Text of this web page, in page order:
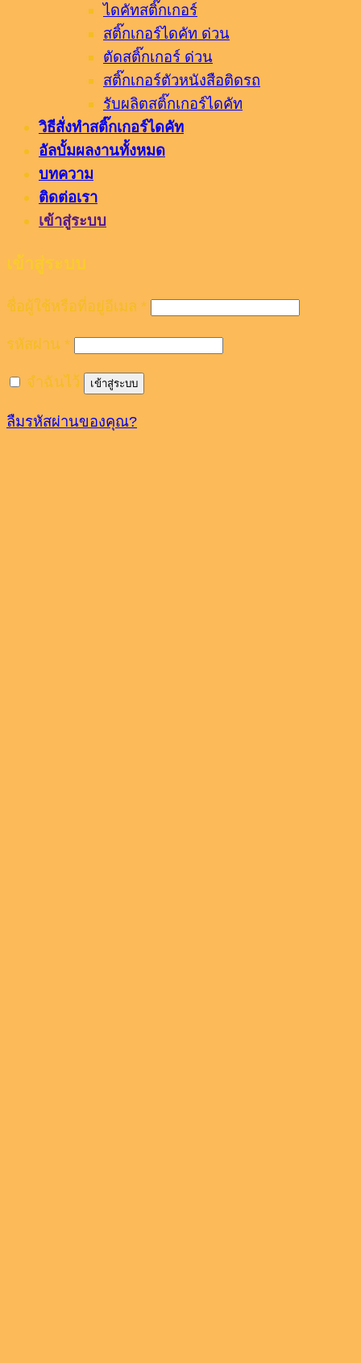
ไดคัทสติ๊กเกอร์
สติ๊กเกอร์ไดคัท ด่วน
ตัดสติ๊กเกอร์ ด่วน
สติ๊กเกอร์ตัวหนังสือติดรถ
รับผลิตสติ๊กเกอร์ไดคัท
วิธีสั่งทำสติ๊กเกอร์ไดคัท
อัลบั้มผลงานทั้งหมด
บทความ
ติดต่อเรา
เข้าสู่ระบบ
เข้าสู่ระบบ
ชื่อผู้ใช้หรือที่อยู่อีเมล *
รหัสผ่าน *
จำฉันไว้ เข้าสู่ระบบ
ลืมรหัสผ่านของคุณ?